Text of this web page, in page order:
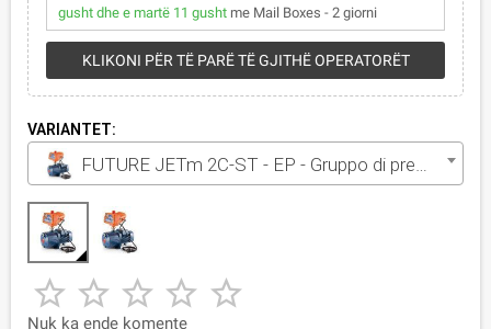
gusht dhe e martë 11 gusht me Mail Boxes - 2 giorni
KLIKONI PËR TË PARË TË GJITHË OPERATORËT
VARIANTET:
FUTURE JETm 2C-ST - EP - Gruppo di pressione monofase da 1 HP
    
Nuk ka ende komente